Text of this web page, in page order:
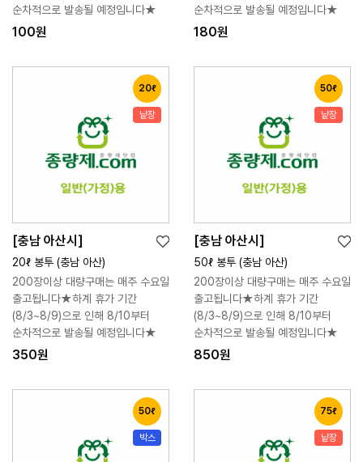
순차적으로 발송될 예정입니다★
100원
순차적으로 발송될 예정입니다★
180원
20ℓ
낱장
[충남 아산시]
20ℓ 봉투 (충남 아산)
200장이상 대량구매는 매주 수요일
출고됩니다★하계 휴가 기간
(8/3~8/9)으로 인해 8/10부터
순차적으로 발송될 예정입니다★
350원
바
구
니
시
리
50ℓ
낱장
[충남 아산시]
50ℓ 봉투 (충남 아산)
200장이상 대량구매는 매주 수요일
출고됩니다★하계 휴가 기간
(8/3~8/9)으로 인해 8/10부터
순차적으로 발송될 예정입니다★
850원
바
구
니
시
리
50ℓ
박스
75ℓ
낱장